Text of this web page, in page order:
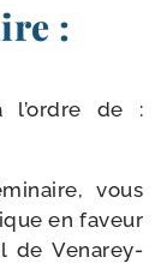
:
de :
vous
en faveur
de Venarey-​